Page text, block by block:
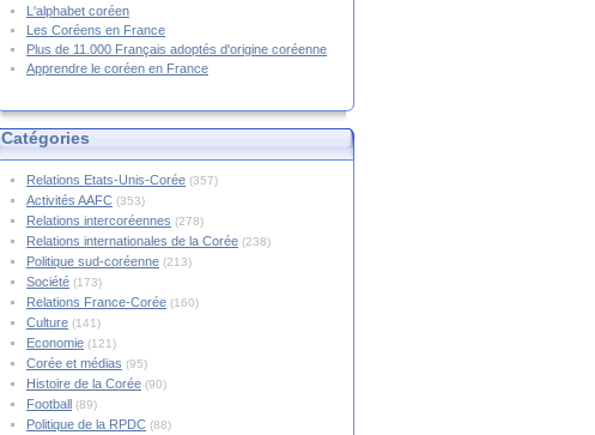
L'alphabet coréen
Les Coréens en France
Plus de 11.000 Français adoptés d'origine coréenne
Apprendre le coréen en France
Catégories
Relations Etats-Unis-Corée (357)
Activités AAFC (353)
Relations intercoréennes (278)
Relations internationales de la Corée (238)
Politique sud-coréenne (213)
Société (173)
Relations France-Corée (160)
Culture (141)
Economie (121)
Corée et médias (95)
Histoire de la Corée (90)
Football (89)
Politique de la RPDC (88)